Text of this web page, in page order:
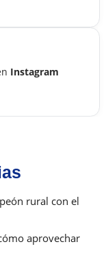
Instagram
rural con el
aprovechar